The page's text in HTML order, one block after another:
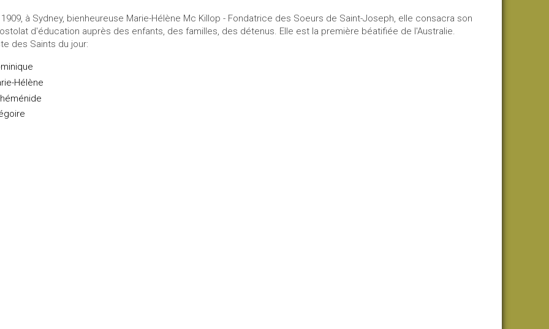
1909, à Sydney, bienheureuse Marie-Hélène Mc Killop - Fondatrice des Soeurs de Saint-Joseph, elle consacra son
d'éducation auprès des enfants, des familles, des détenus. Elle est la première béatifiée de l'Australie.
des Saints du jour:
Hélène